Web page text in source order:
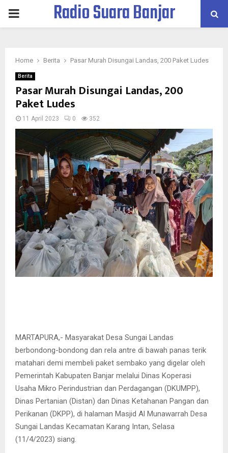
PRIMARYRadio Suara Banjar
Home Berita Pasar Murah Disungai Landas, 200 Paket Ludes
Berita
Pasar Murah Disungai Landas, 200
Paket Ludes
11 April 2023 0 352
MARTAPURA,- Masyarakat Desa Sungai Landas
berbondong-bondong dan rela antre di bawah panas terik
matahari demi membeli paket sembako yang digelar oleh
Pemerintah Kabupaten Banjar melalui Dinas Koperasi
Usaha Mikro Perindustrian dan Perdagangan (DKUMPP),
Dinas Pertanian (Distan) dan Dinas Ketahanan Pangan dan
Perikanan (DKPP), di halaman Masjid Al Munawarrah Desa
Sungai Landas Kecamatan Karang Intan, Selasa
(11/4/2023) siang.